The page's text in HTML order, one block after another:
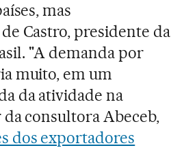
mas
Castro, presidente da
"A demanda por
muito, em um
da atividade na
consultora Abeceb,
dos exportadores